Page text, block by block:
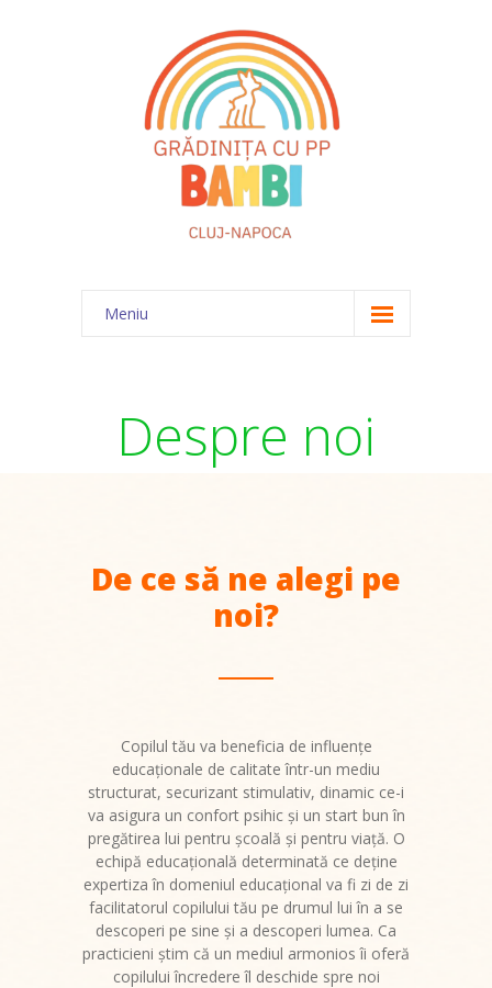
Meniu
Echipa
-- Personal nedidactic
-- Grupa Albinuțele PJ
-- Grupa Floricelele (Virágocskák) PJ
-- Grupa Fluturașii PJ
-- Grupa Iepurașii (Nyuszikák) PJ
-- Grupa Mămăruțele PJ
Despre noi
De ce să ne alegi pe
noi?
Copilul tău va beneficia de influenţe
educaţionale de calitate într-un mediu
structurat, securizant stimulativ, dinamic ce-i
va asigura un confort psihic şi un start bun în
pregătirea lui pentru şcoală şi pentru viaţă. O
echipă educaţională determinată ce deţine
expertiza în domeniul educaţional va fi zi de zi
facilitatorul copilului tău pe drumul lui în a se
descoperi pe sine şi a descoperi lumea. Ca
practicieni ştim că un mediul armonios îi oferă
copilului încredere îl deschide spre noi